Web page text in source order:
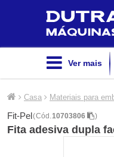
Ver mais
Casa Materiais para
Fit-Pel(Cód. 10703806 )
Fita adesiva dupla